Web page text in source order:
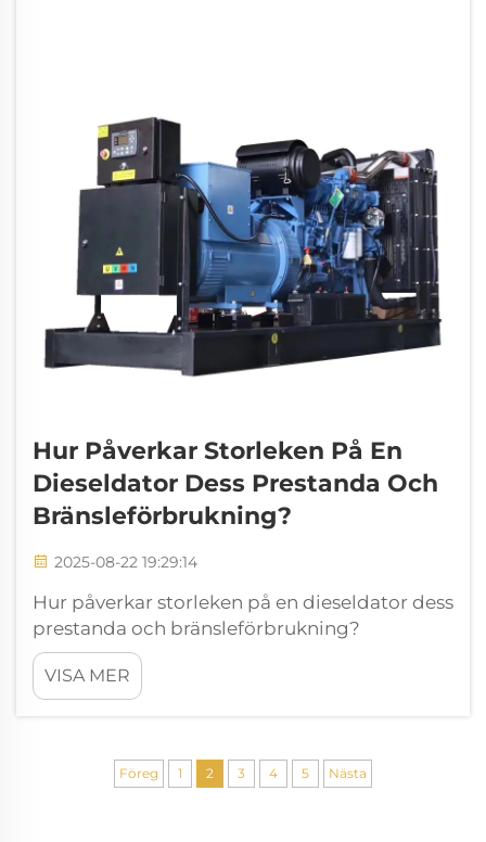
Hur Påverkar Storleken På En
Dieseldator Dess Prestanda Och
Bränsleförbrukning?
2025-08-22 19:29:14
Hur påverkar storleken på en dieseldator dess
prestanda och bränsleförbrukning?
Dieselgeneratorn är en av de mest tillförlitliga
kraftlösningarna i moderna industrier,
bostäder och applikationer utanför nätet.
VISA MER
Föreg 1 2 3 4 5 Nästa